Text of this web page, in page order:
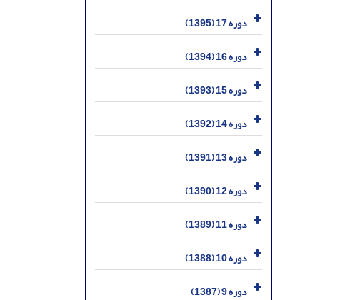
دوره 17 (1395)
دوره 16 (1394)
دوره 15 (1393)
دوره 14 (1392)
دوره 13 (1391)
دوره 12 (1390)
دوره 11 (1389)
دوره 10 (1388)
دوره 9 (1387)